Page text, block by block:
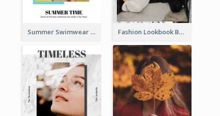
Summer Swimwear Lookbook Fashion Lookbook Business Portfolio